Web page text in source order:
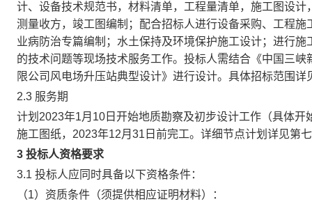
计、设备技术规范书，材料清单，工程量清单，施工图设
测量收方，竣工图编制；配合招标人进行设备采购、工程
业病防治专篇编制；水土保持及环境保护施工设计；进行
的技术问题等现场技术服务工作。投标人需结合《中国三
限公司风电场升压站典型设计》进行设计。具体招标范围
2.3 服务期
计划2023年1月10日开始地质勘察及初步设计工作（具体
施工图纸，2023年12月31日前完工。详细节点计划详见第
3 投标人资格要求
3.1 投标人应同时具备以下资格条件：
（1）资质条件（须提供相应证明材料）：